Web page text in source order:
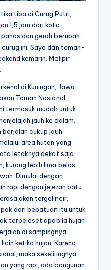
tiba di Curug Putri,
1,5 jam dari kota
dan gerah berubah
ini. Saya dan teman-
kemarin. Melipir
di Kuningan, Jawa
Taman Nasional
termasuk mudah untuk
jauh ke dalam.
berjalan cukup jauh
area hutan yang
letaknya dekat saja
kurang lebih lima belas
Dimulai dengan
rapi dengan jejeran batu
akan tergelincir,
dari bebatuan itu untuk
terpeleset apabila hujan
di sampingnya,
ketika hujan. Karena
maka sekelilingnya
yang rapi, ada bangunan